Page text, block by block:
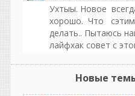
Ухтыы. Новое
хорошо. Что
делать.. Пытаюсь
лайфхак совет с
ютубе найдется..
Новые